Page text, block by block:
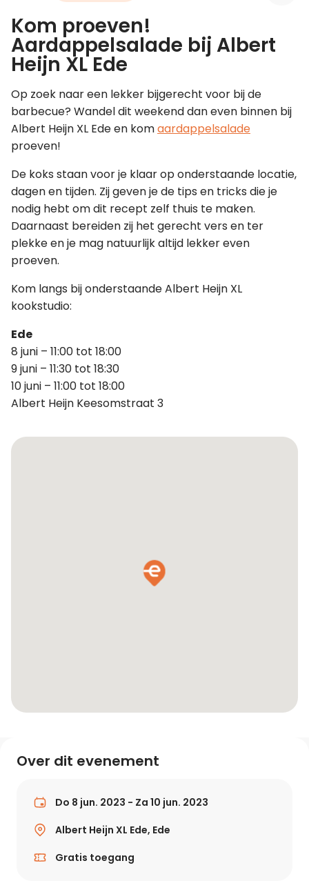
Kom proeven!
Aardappelsalade bij Albert
Heijn XL Ede
Op zoek naar een lekker bijgerecht voor bij de
barbecue? Wandel dit weekend dan even binnen bij
Albert Heijn XL Ede en komaardappelsalade
proeven!
De koks staan voor je klaar op onderstaande locatie,
dagen en tijden. Zij geven je de tips en tricks die je
nodig hebt om dit recept zelf thuis te maken.
Daarnaast bereiden zij het gerecht vers en ter
plekke en je mag natuurlijk altijd lekker even
proeven.
Kom langs bij onderstaande Albert Heijn XL
kookstudio:
Ede
8 juni – 11:00 tot 18:00
9 juni – 11:30 tot 18:30
10 juni – 11:00 tot 18:00
Albert Heijn Keesomstraat 3
Over dit evenement
Do 8 jun. 2023 - Za 10 jun. 2023
Albert Heijn XL Ede, Ede
Gratis toegang